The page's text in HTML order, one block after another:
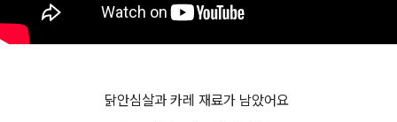
닭안심살과 카레 재료가 남았어요